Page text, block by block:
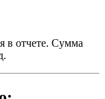
в отчете. Сумма